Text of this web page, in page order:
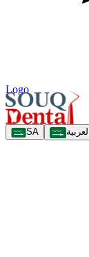
Logo
SA العربية